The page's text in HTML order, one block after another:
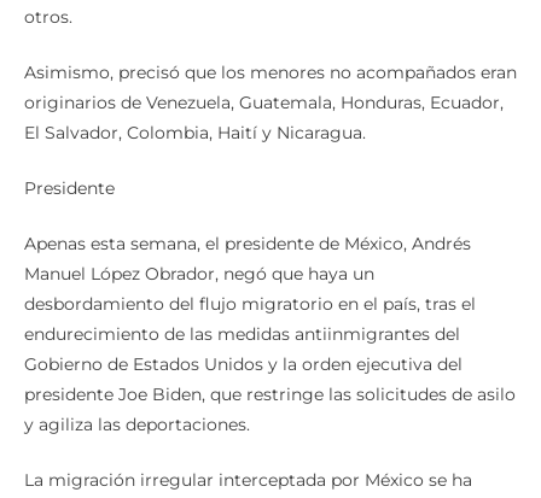
otros.
Asimismo, precisó que los menores no acompañados eran
originarios de Venezuela, Guatemala, Honduras, Ecuador,
El Salvador, Colombia, Haití y Nicaragua.
Presidente
Apenas esta semana, el presidente de México, Andrés
Manuel López Obrador, negó que haya un
desbordamiento del flujo migratorio en el país, tras el
endurecimiento de las medidas antiinmigrantes del
Gobierno de Estados Unidos y la orden ejecutiva del
presidente Joe Biden, que restringe las solicitudes de asilo
y agiliza las deportaciones.
La migración irregular interceptada por México se ha